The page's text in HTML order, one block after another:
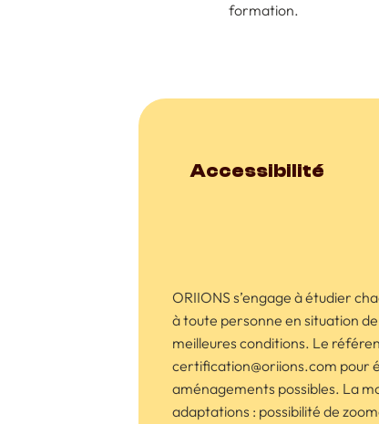
formation.
Accessibilité
ORIIONS s’engage à étudier
à toute personne en situation
meilleures conditions. Le
certification@oriions.com pour
aménagements possibles. La
adaptations : possibilité de